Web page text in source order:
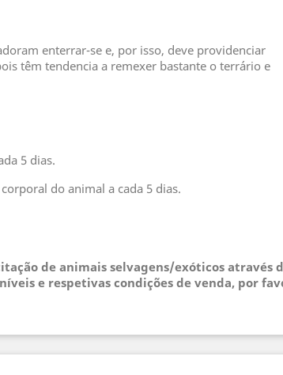
enterrar-se e, por isso, deve providenciar
têm tendencia a remexer bastante o terrário e
5 dias.
do animal a cada 5 dias.
de animais selvagens/exóticos através
e respetivas condições de venda, por